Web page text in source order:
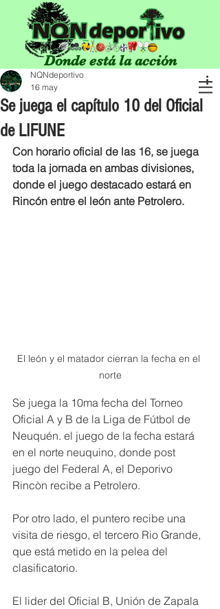
Donde está la acción
Se juega el capítulo 10 del Oficial
de LIFUNE
NQNdeportivo
16 may
Con horario oficial de las 16, se juega
toda la jornada en ambas divisiones,
donde el juego destacado estará en
Rincón entre el león ante Petrolero.
El león y el matador cierran la fecha en el
norte
Se juega la 10ma fecha del Torneo
Oficial A y B de la Liga de Fútbol de
Neuquén. el juego de la fecha estará
en el norte neuquino, donde post
juego del Federal A, el Deporivo
Rincòn recibe a Petrolero.
Por otro lado, el puntero recibe una
visita de riesgo, el tercero Rio Grande,
que está metido en la pelea del
clasificatorio.
El lider del Oficial B, Unión de Zapala